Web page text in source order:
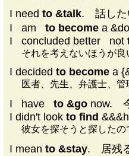
I need to &talk. 話した
I
am to become a
I
concluded better not
それを考えないほうが良
I decided to become a
医者、先生、弁護士、
I have to &go now.
I didn't look to find
彼女を探そうと探したの
I mean to &stay. 居残